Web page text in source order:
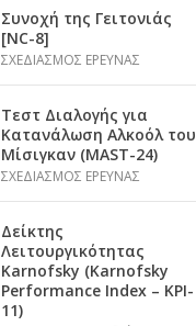
Συνοχή της Γειτονιάς
[NC-8]
ΣΧΕΔΙΑΣΜΟΣ ΕΡΕΥΝΑΣ
Τεστ Διαλογής για
Κατανάλωση Αλκοόλ του
Μίσιγκαν (MAST-24)
ΣΧΕΔΙΑΣΜΟΣ ΕΡΕΥΝΑΣ
Δείκτης
Λειτουργικότητας
Karnofsky (Karnofsky
Performance Index – KPI-
11)